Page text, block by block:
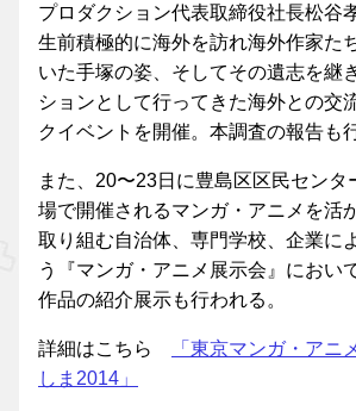
プロダクション代表取締役社長松谷
生前積極的に海外を訪れ海外作家た
いた手塚の姿、そしてその遺志を継
ションとして行ってきた海外との交
クイベントを開催。本調査の報告も
また、20〜23日に豊島区区民センタ
場で開催されるマンガ・アニメを活
取り組む自治体、専門学校、企業に
う『マンガ・アニメ展示会』におい
作品の紹介展示も行われる。
詳細はこちら
「東京マンガ・アニ
しま2014」